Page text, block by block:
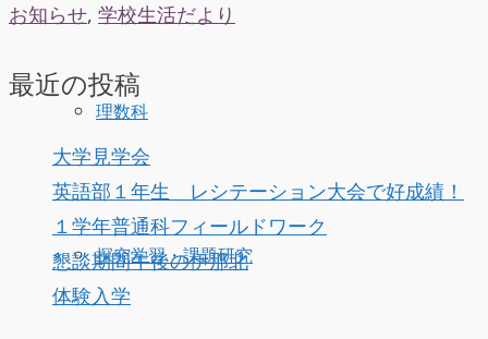
理数科
探究学習・課題研究
お知らせ, 学校生活だより
最近の投稿
大学見学会
英語部１年生 レシテーション大会で好成績！
１学年普通科フィールドワーク
懇談期間午後の伊那北
体験入学